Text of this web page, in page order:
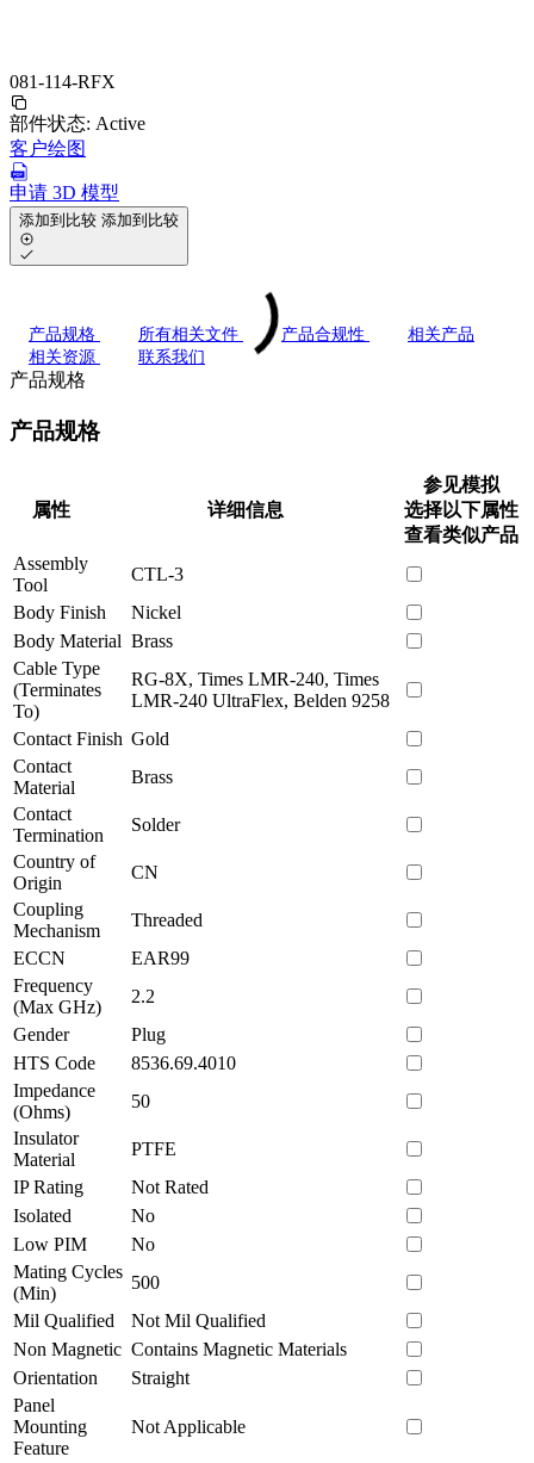
081-114-RFX
部件状态: Active
客户绘图
申请 3D 模型
添加到比较 添加到比较
产品规格 所有相关文件 产品合规性
相关产品
相关资源
联系我们
产品规格
产品规格
属性 详细信息
参见模拟
选择以下属性
查看类似产品
Assembly
Tool
CTL-3
Body Finish
Nickel
Body Material Brass
Cable Type
(Terminates
To)
RG-8X, Times LMR-240, Times
LMR-240 UltraFlex, Belden 9258
Contact Finish Gold
Contact
Material
Brass
Contact
Termination
Solder
Country of
Origin
CN
Coupling
Mechanism
Threaded
ECCN
EAR99
Frequency
(Max GHz)
2.2
Gender
Plug
HTS Code
8536.69.4010
Impedance
(Ohms)
50
Insulator
Material
PTFE
IP Rating
Not Rated
Isolated
No
Low PIM
No
Mating Cycles
(Min)
500
Mil Qualified
Not Mil Qualified
Non Magnetic Contains Magnetic Materials
Orientation
Straight
Panel
Mounting
Feature
Not Applicable